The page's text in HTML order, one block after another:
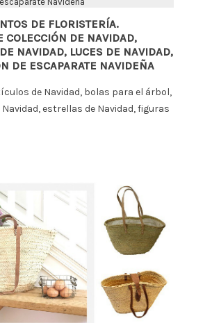
DE FLORISTERÍA.
COLECCIÓN DE NAVIDAD,
NAVIDAD, LUCES DE NAVIDAD,
DE ESCAPARATE NAVIDEÑA
de Navidad, bolas para el árbol,
estrellas de Navidad, figuras